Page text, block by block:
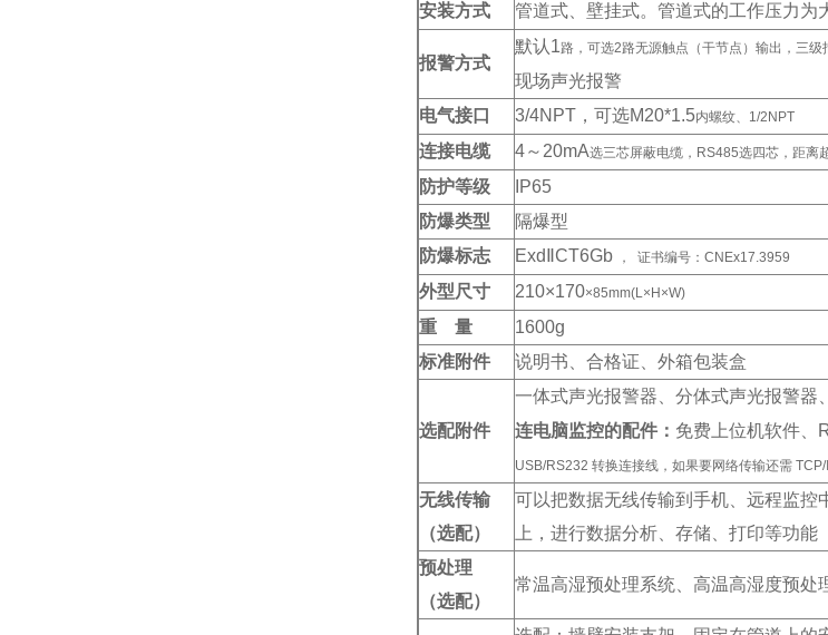
安装方式
管道式、壁挂式。管道式的工作压力为
报警方式
默认1路，可选2路无源触点（干节点）输出，三级
现场声光报警
电气接口
3/4NPT，可选M20*1.5内螺纹、1/2NPT
连接电缆 4～20mA选三芯屏蔽电缆，RS485选四芯，距离
防护等级
IP65
防爆类型
隔爆型
防爆标志
Exd ⅡCT6Gb ， 证书编号：CNEx17.3959
外型尺寸 210×170×85mm(L×H×W)
重 量
1600g
标准附件
说明书、合格证、外箱包装盒
选配附件
一体式声光报警器、分体式声光报警器
连电脑监控的配件： 免费上位机软件、
USB/RS232 转换连接线，如果要网络传输还需 TCP/
无线传输
（选配）
可以把数据无线传输到手机、远程监控
上，进行数据分析、存储、打印等功能
预处理
（选配）
常温高湿预处理系统、高温高湿度预处